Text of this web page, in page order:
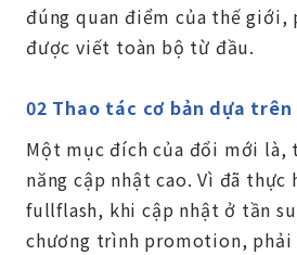
đúng quan điểm của thế giới,
được viết toàn bộ từ đầu.
02 Thao tác cơ bản dựa trên
Một mục đích của đổi mới là,
năng cập nhật cao. Vì đã thực
fullflash, khi cập nhật ở tần
chương trình promotion, phải